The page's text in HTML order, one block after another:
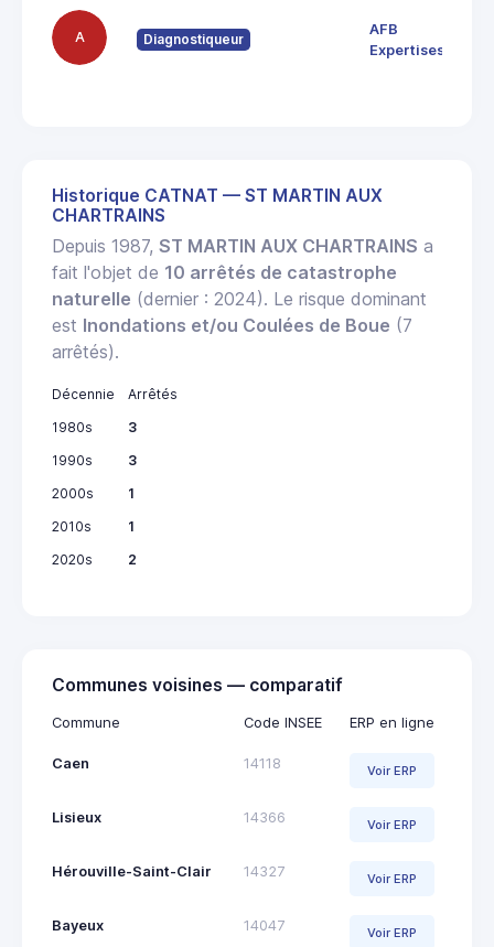
A Diagnostiqueur
AFB
Expertises
Historique CATNAT — ST MARTIN AUX
CHARTRAINS
Depuis 1987, ST MARTIN AUX CHARTRAINS a
fait l'objet de 10 arrêtés de catastrophe
naturelle (dernier : 2024). Le risque dominant
est Inondations et/ou Coulées de Boue (7
arrêtés).
Décennie
Arrêtés
1980s
3
1990s
3
2000s
1
2010s
1
2020s
2
Communes voisines — comparatif
Commune Code INSEE ERP en ligne
Caen 14118 Voir ERP
Lisieux 14366 Voir ERP
Hérouville-Saint-Clair 14327 Voir ERP
Bayeux 14047 Voir ERP